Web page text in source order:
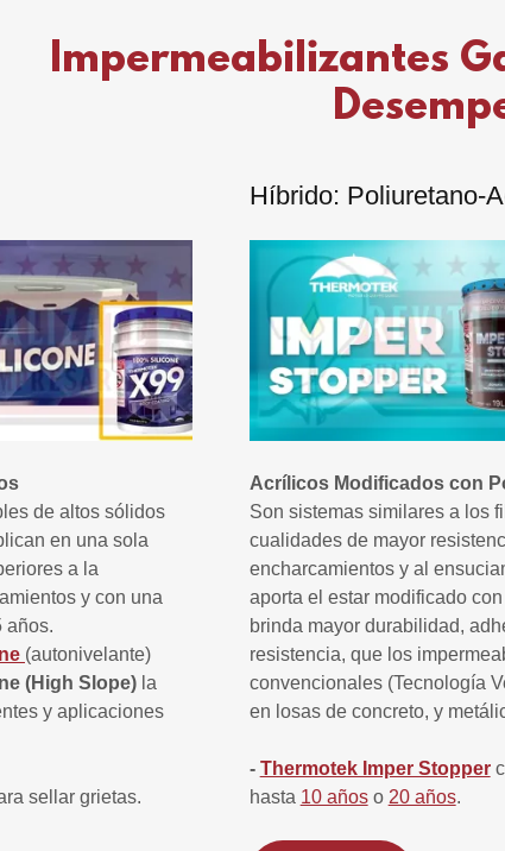
Impermeabilizantes
de altos sólidos
en una sola
a la
y con una
años.
(autonivelante)
(High Slope) la
y aplicaciones
sellar grietas.
Híbrido: Poliuretano-
Acrílicos Modificados con
Son sistemas similares a los
cualidades de mayor
encharcamientos y al
aporta el estar modificado
brinda mayor durabilidad,
resistencia, que los
convencionales (Tecnología
en losas de concreto, y
- Thermotek Imper Stopper
hasta 10 añoso 20 años.